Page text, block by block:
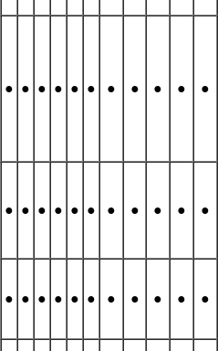
● ● ● ● ● ● ● ● ● ● ●
● ● ● ● ● ● ● ● ● ● ●
● ● ● ● ● ● ● ● ● ● ●